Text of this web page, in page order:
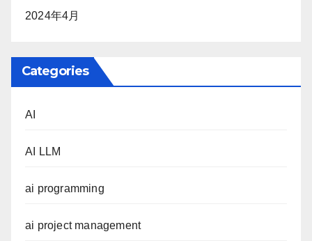
2024年4月
Categories
AI
AI LLM
ai programming
ai project management